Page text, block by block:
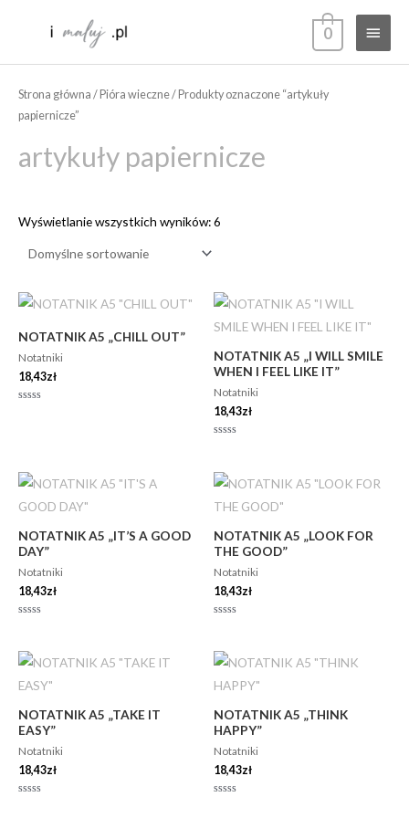
menu
0
Strona główna /Pióra wieczne/ Produkty oznaczone “artykuły
papiernicze”
artykuły papiernicze
Wyświetlanie wszystkich wyników: 6
NOTATNIK A5 „CHILL OUT”
Notatniki
18,43zł
NOTATNIK A5 „I WILL SMILE
WHEN I FEEL LIKE IT”
Notatniki
18,43zł
5
NOTATNIK A5 „IT’S A GOOD
DAY”
Notatniki
18,43zł
5
NOTATNIK A5 „LOOK FOR
THE GOOD”
Notatniki
18,43zł
5
NOTATNIK A5 „TAKE IT
EASY”
Notatniki
18,43zł
NOTATNIK A5 „THINK
HAPPY”
Notatniki
18,43zł